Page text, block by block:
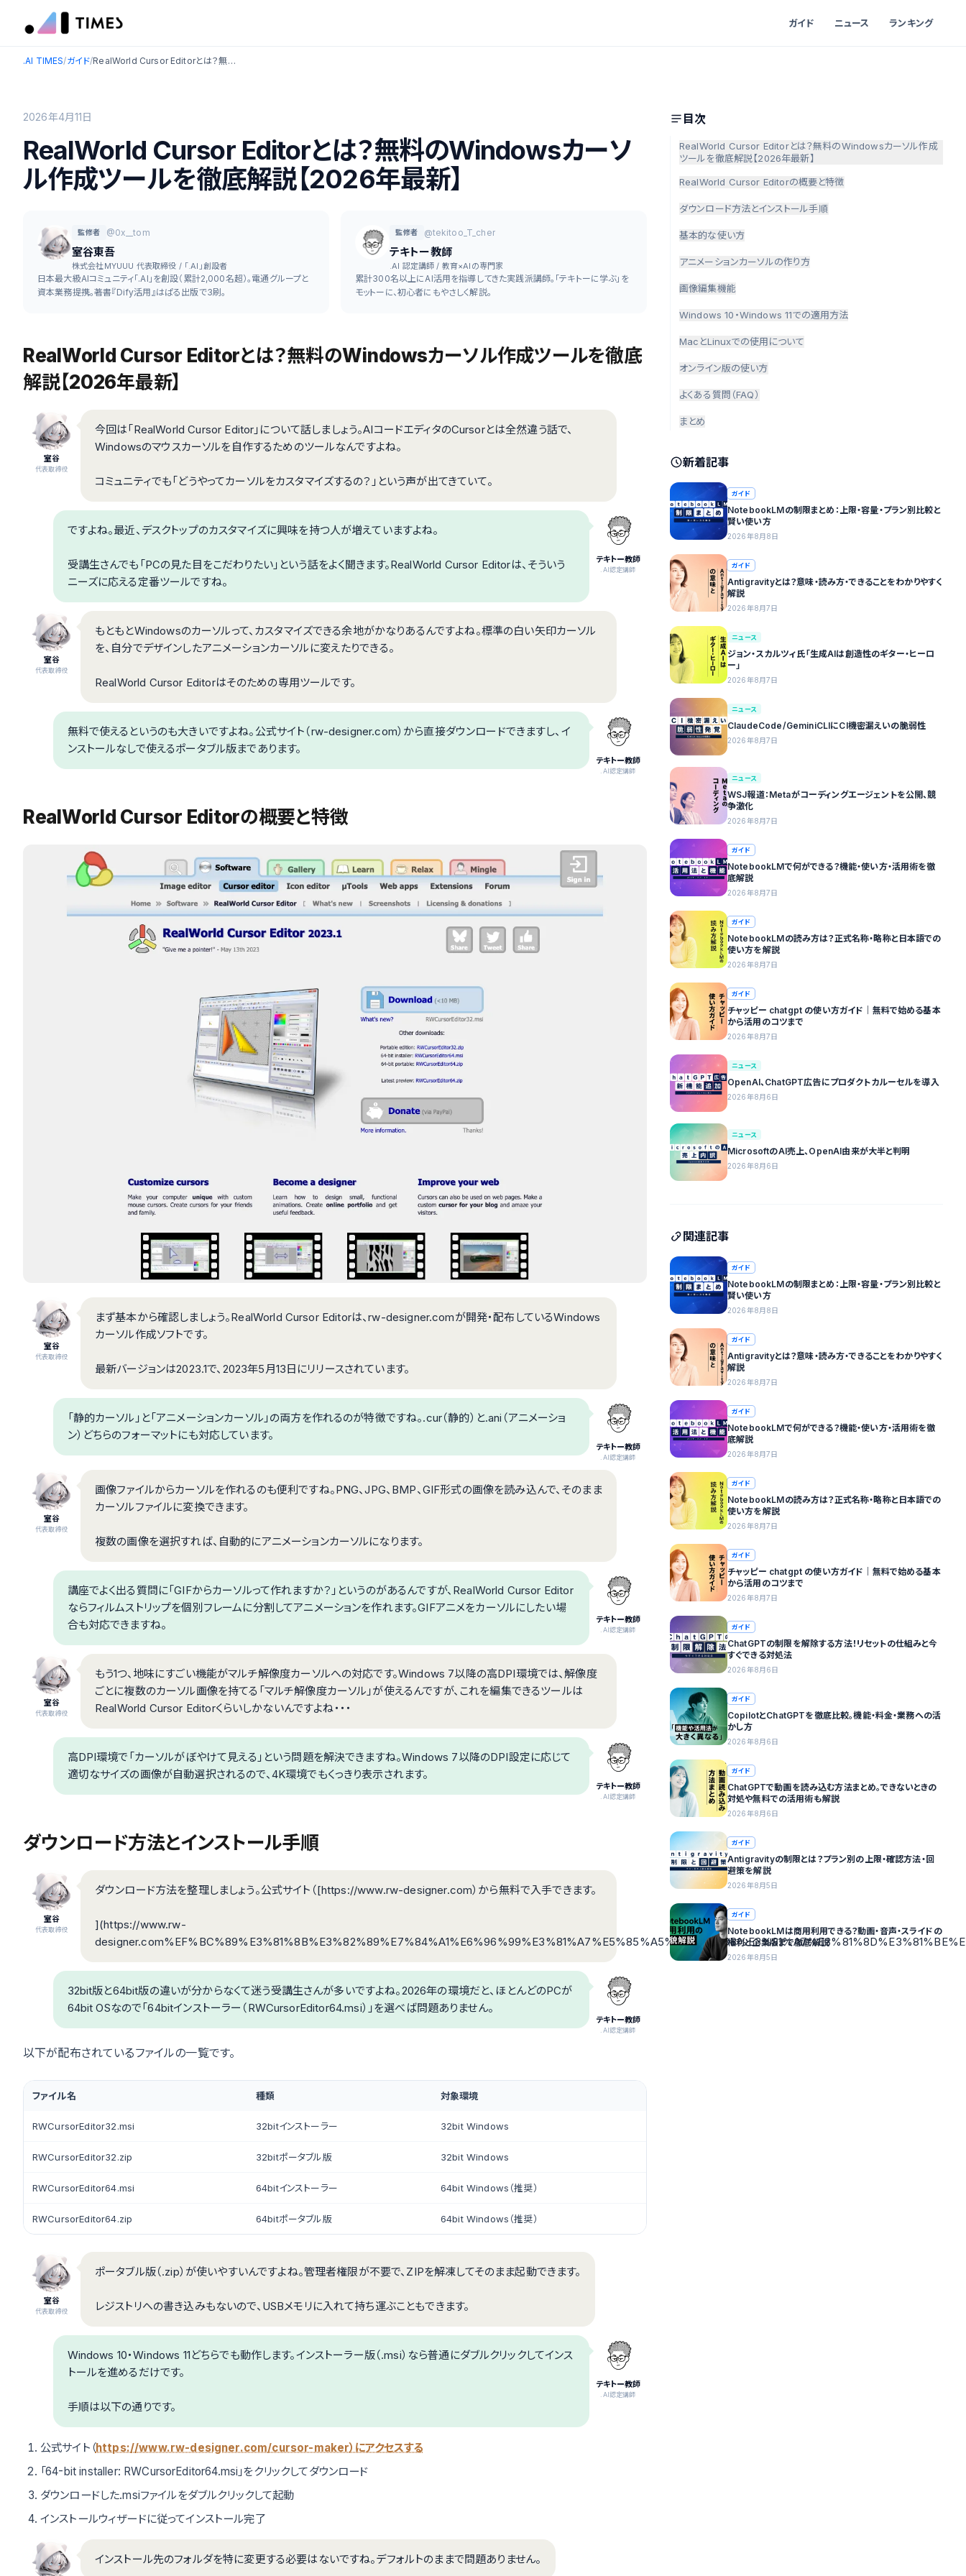
ガイド ニュース ランキング
.AI TIMES/ガイド/ RealWorld Cursor Editorとは？無料のWindowsカーソル作成ツールを徹底解説【2026年最新】
2026年4月11日
RealWorld Cursor Editorとは？無料のWindowsカーソ
ル作成ツールを徹底解説【2026年最新】
監修者 @0x__tom
室谷東吾
株式会社MYUUU 代表取締役 / 「.AI」創設者
日本最大級AIコミュニティ「.AI」を創設（累計2,000名超）。電通グループと
資本業務提携。著書『Dify活用』はぱる出版で3刷。
監修者 @tekitoo_T_cher
テキトー教師
.AI 認定講師 / 教育×AIの専門家
累計300名以上にAI活用を指導してきた実践派講師。「テキトーに学ぶ」を
モットーに、初心者にもやさしく解説。
RealWorld Cursor Editorとは？無料のWindowsカーソル作成ツールを徹底
解説【2026年最新】
室谷
代表取締役
今回は「RealWorld Cursor Editor」について話しましょう。AIコードエディタのCursorとは全然違う話で、
Windowsのマウスカーソルを自作するためのツールなんですよね。
コミュニティでも「どうやってカーソルをカスタマイズするの？」という声が出てきていて。
テキトー教師
.AI認定講師
ですよね。最近、デスクトップのカスタマイズに興味を持つ人が増えていますよね。
受講生さんでも「PCの見た目をこだわりたい」という話をよく聞きます。RealWorld Cursor Editorは、そういう
ニーズに応える定番ツールですね。
室谷
代表取締役
もともとWindowsのカーソルって、カスタマイズできる余地がかなりあるんですよね。標準の白い矢印カーソル
を、自分でデザインしたアニメーションカーソルに変えたりできる。
RealWorld Cursor Editorはそのための専用ツールです。
テキトー教師
.AI認定講師
無料で使えるというのも大きいですよね。公式サイト（rw-designer.com）から直接ダウンロードできますし、イ
ンストールなしで使えるポータブル版まであります。
RealWorld Cursor Editorの概要と特徴
室谷
代表取締役
まず基本から確認しましょう。RealWorld Cursor Editorは、rw-designer.comが開発・配布しているWindows
カーソル作成ソフトです。
最新バージョンは2023.1で、2023年5月13日にリリースされています。
テキトー教師
.AI認定講師
「静的カーソル」と「アニメーションカーソル」の両方を作れるのが特徴ですね。.cur（静的）と.ani（アニメーショ
ン）どちらのフォーマットにも対応しています。
室谷
代表取締役
画像ファイルからカーソルを作れるのも便利ですね。PNG、JPG、BMP、GIF形式の画像を読み込んで、そのまま
カーソルファイルに変換できます。
複数の画像を選択すれば、自動的にアニメーションカーソルになります。
テキトー教師
.AI認定講師
講座でよく出る質問に「GIFからカーソルって作れますか？」というのがあるんですが、RealWorld Cursor Editor
ならフィルムストリップを個別フレームに分割してアニメーションを作れます。GIFアニメをカーソルにしたい場
合も対応できますね。
室谷
代表取締役
もう1つ、地味にすごい機能がマルチ解像度カーソルへの対応です。Windows 7以降の高DPI環境では、解像度
ごとに複数のカーソル画像を持てる「マルチ解像度カーソル」が使えるんですが、これを編集できるツールは
RealWorld Cursor Editorくらいしかないんですよね・・・
テキトー教師
.AI認定講師
高DPI環境で「カーソルがぼやけて見える」という問題を解決できますね。Windows 7以降のDPI設定に応じて
適切なサイズの画像が自動選択されるので、4K環境でもくっきり表示されます。
ダウンロード方法とインストール手順
室谷
代表取締役
ダウンロード方法を整理しましょう。公式サイト（[https://www.rw-designer.com）から無料で入手できます。
](https://www.rw-
テキトー教師
.AI認定講師
32bit版と64bit版の違いが分からなくて迷う受講生さんが多いですよね。2026年の環境だと、ほとんどのPCが
64bit OSなので「64bitインストーラー（RWCursorEditor64.msi）」を選べば問題ありません。
以下が配布されているファイルの一覧です。
ファイル名 種類 対象環境
RWCursorEditor32.msi 32bitインストーラー 32bit Windows
RWCursorEditor32.zip 32bitポータブル版 32bit Windows
RWCursorEditor64.msi 64bitインストーラー 64bit Windows（推奨）
RWCursorEditor64.zip 64bitポータブル版 64bit Windows（推奨）
室谷
代表取締役
ポータブル版（.zip）が使いやすいんですよね。管理者権限が不要で、ZIPを解凍してそのまま起動できます。
レジストリへの書き込みもないので、USBメモリに入れて持ち運ぶこともできます。
テキトー教師
.AI認定講師
Windows 10・Windows 11どちらでも動作します。インストーラー版（.msi）なら普通にダブルクリックしてインス
トールを進めるだけです。
手順は以下の通りです。
公式サイト（https://www.rw-designer.com/cursor-maker）にアクセスする
「64-bit installer: RWCursorEditor64.msi」をクリックしてダウンロード
ダウンロードした.msiファイルをダブルクリックして起動
インストールウィザードに従ってインストール完了
インストール先のフォルダを特に変更する必要はないですね。デフォルトのままで問題ありません。
目次
RealWorld Cursor Editorとは？無料のWindowsカーソル作成
ツールを徹底解説【2026年最新】
RealWorld Cursor Editorの概要と特徴
ダウンロード方法とインストール手順
基本的な使い方
アニメーションカーソルの作り方
画像編集機能
Windows 10・Windows 11での適用方法
MacとLinuxでの使用について
オンライン版の使い方
よくある質問（FAQ）
まとめ
新着記事
ガイド
NotebookLMの制限まとめ：上限・容量・プラン別比較と
賢い使い方
2026年8月8日
ガイド
Antigravityとは？意味・読み方・できることをわかりやすく
解説
2026年8月7日
ニュース
ジョン・スカルツィ氏「生成AIは創造性のギター・ヒーロ
ー」
2026年8月7日
ニュース
ClaudeCode/GeminiCLIにCI機密漏えいの脆弱性
2026年8月7日
ニュース
WSJ報道：Metaがコーディングエージェントを公開、競
争激化
2026年8月7日
ガイド
NotebookLMで何ができる？機能・使い方・活用術を徹
底解説
2026年8月7日
ガイド
NotebookLMの読み方は？正式名称・略称と日本語での
使い方を解説
2026年8月7日
ガイド
チャッピー chatgpt の使い方ガイド｜無料で始める基本
から活用のコツまで
2026年8月7日
ニュース
OpenAI、ChatGPT広告にプロダクトカルーセルを導入
2026年8月6日
ニュース
MicrosoftのAI売上、OpenAI由来が大半と判明
2026年8月6日
関連記事
ガイド
NotebookLMの制限まとめ：上限・容量・プラン別比較と
賢い使い方
2026年8月8日
ガイド
Antigravityとは？意味・読み方・できることをわかりやすく
解説
2026年8月7日
ガイド
NotebookLMで何ができる？機能・使い方・活用術を徹
底解説
2026年8月7日
ガイド
NotebookLMの読み方は？正式名称・略称と日本語での
使い方を解説
2026年8月7日
ガイド
チャッピー chatgpt の使い方ガイド｜無料で始める基本
から活用のコツまで
2026年8月7日
ガイド
ChatGPTの制限を解除する方法！リセットの仕組みと今
すぐできる対処法
2026年8月6日
ガイド
CopilotとChatGPTを徹底比較。機能・料金・業務への活
かし方
2026年8月6日
ガイド
ChatGPTで動画を読み込む方法まとめ。できないときの
対処や無料での活用術も解説
2026年8月6日
ガイド
Antigravityの制限とは？プラン別の上限・確認方法・回
避策を解説
2026年8月5日
ガイド
NotebookLMは商用利用できる？動画・音声・スライドの
権利と企業版まで徹底解説
2026年8月5日